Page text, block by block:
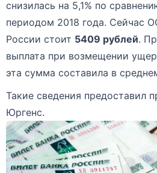
снизилась на 5,1% по
периодом 2018 года. Сейчас
России стоит 5409 рублей.
выплата при возмещении
эта сумма составила в
Такие сведения предоставил
Юргенс.